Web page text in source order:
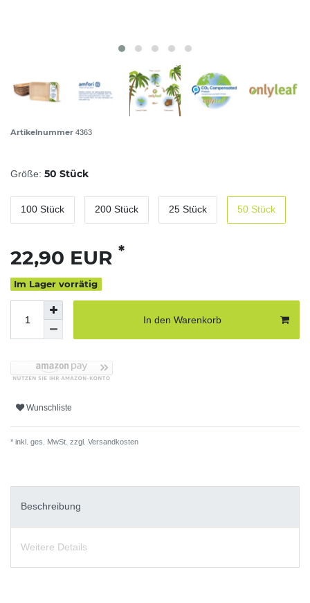
Artikelnummer 4363
Größe: 50 Stück
100 Stück 200 Stück 25 Stück 50 Stück
22,90 EUR *
Im Lager vorrätig
In den Warenkorb
Wunschliste
* inkl. ges. MwSt. zzgl. Versandkosten
Beschreibung
Weitere Details